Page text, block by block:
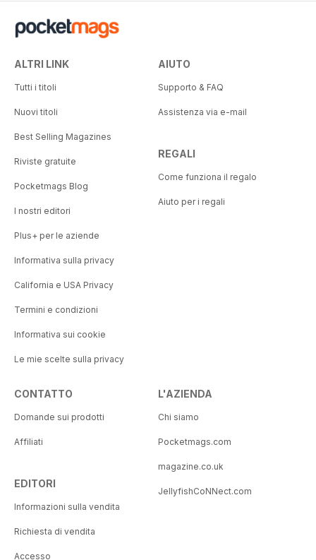
ALTRI LINK
Tutti i titoli
Nuovi titoli
Best Selling Magazines
Riviste gratuite
Pocketmags Blog
I nostri editori
Plus+ per le aziende
Informativa sulla privacy
California e USA Privacy
Termini e condizioni
Informativa sui cookie
Le mie scelte sulla privacy
AIUTO
Supporto & FAQ
Assistenza via e-mail
REGALI
Come funziona il regalo
Aiuto per i regali
CONTATTO
Domande sui prodotti
Affiliati
EDITORI
Informazioni sulla vendita
Richiesta di vendita
Accesso
L'AZIENDA
Chi siamo
Pocketmags.com
magazine.co.uk
JellyfishCoNNect.com